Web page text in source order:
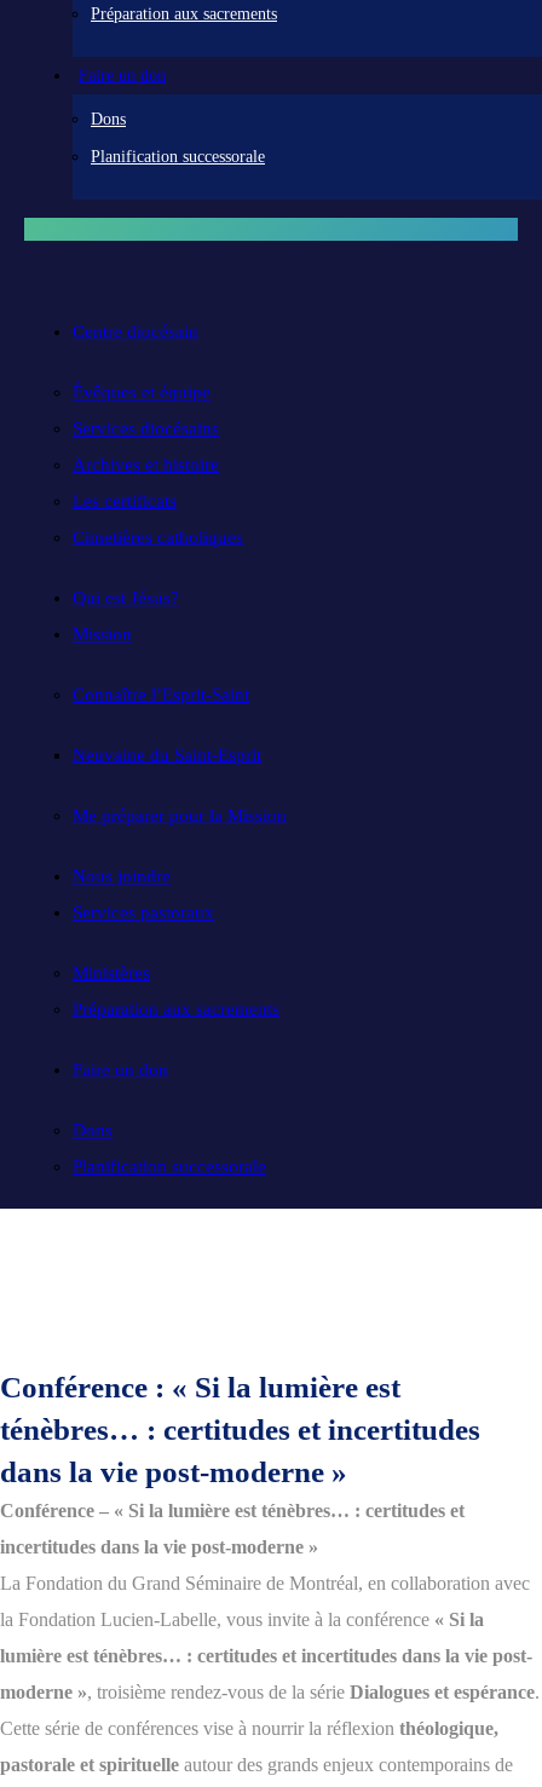
Préparation aux sacrements
Faire un don
Dons
Planification successorale
Centre diocésain
Évêques et équipe
Services diocésains
Archives et histoire
Les certificats
Cimetières catholiques
Qui est Jésus?
Mission
Connaître l’Esprit-Saint
Neuvaine du Saint-Esprit
Me préparer pour la Mission
Nous joindre
Services pastoraux
Ministères
Préparation aux sacrements
Faire un don
Dons
Planification successorale
Conférence : « Si la lumière est
ténèbres… : certitudes et incertitudes
dans la vie post-moderne »
Conférence – « Si la lumière est ténèbres… : certitudes et
incertitudes dans la vie post-moderne »
La Fondation du Grand Séminaire de Montréal, en collaboration avec
la Fondation Lucien-Labelle, vous invite à la conférence « Si la
lumière est ténèbres… : certitudes et incertitudes dans la vie post-
moderne », troisième rendez-vous de la série Dialogues et espérance.
Cette série de conférences vise à nourrir la réflexion théologique,
pastorale et spirituelle autour des grands enjeux contemporains de